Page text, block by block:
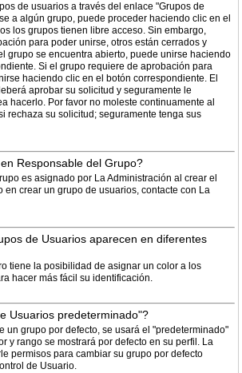
de usuarios a través del enlace "Grupos de
a algún grupo, puede proceder haciendo clic en el
los grupos tienen libre acceso. Sin embargo,
para poder unirse, otros están cerrados y
grupo se encuentra abierto, puede unirse haciendo
Si el grupo requiere de aprobación para
haciendo clic en el botón correspondiente. El
aprobar su solicitud y seguramente le
hacerlo. Por favor no moleste continuamente al
rechaza su solicitud; seguramente tenga sus
Responsable del Grupo?
es asignado por La Administración al crear el
en crear un grupo de usuarios, contacte con La
de Usuarios aparecen en diferentes
tiene la posibilidad de asignar un color a los
hacer más fácil su identificación.
Usuarios predeterminado"?
un grupo por defecto, se usará el "predeterminado"
y rango se mostrará por defecto en su perfil. La
permisos para cambiar su grupo por defecto
de Usuario.